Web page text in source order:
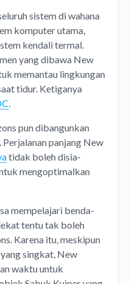
sistem di wahana
komputer utama,
kendali termal.
yang dibawa New
memantau lingkungan
tidur. Ketiganya
.
pun dibangunkan
panjang New
tidak boleh disia-
mengoptimalkan
mempelajari benda-
tentu tak boleh
Karena itu, meskipun
singkat, New
waktu untuk